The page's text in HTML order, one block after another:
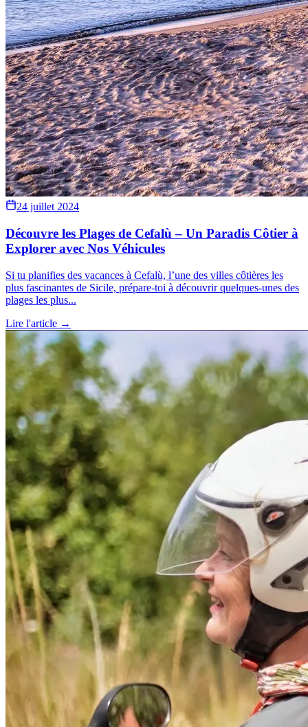
24 juillet 2024
Découvre les Plages de Cefalù – Un Paradis Côtier à
Explorer avec Nos Véhicules
Si tu planifies des vacances à Cefalù, l’une des villes côtières les
plus fascinantes de Sicile, prépare-toi à découvrir quelques-unes des
plages les plus...
Lire l'article →